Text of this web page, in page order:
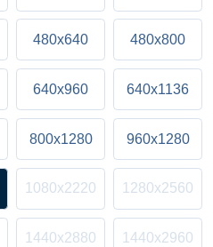
480x640 480x800
640x960 640x1136
800x1280 960x1280
1080x2220 1280x2560
1440x2880 1440x2960